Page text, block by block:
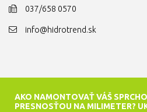
037/658 0570
info@hidrotrend.sk
AKO NAMONTOVAŤ VÁŠ
PRESNOSŤOU NA MILIMETER?